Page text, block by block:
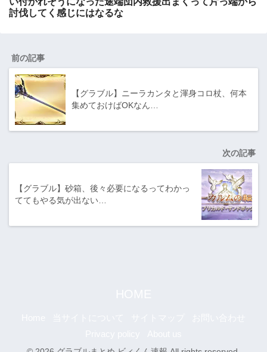
討伐してく感じにはなるな
前の記事
【グラブル】ニーラカンタと渾身コロ杖、何本
集めておけばOKなん…
次の記事
【グラブル】砂箱、後々必要になるってわかっ
ててもやる気が出ない…